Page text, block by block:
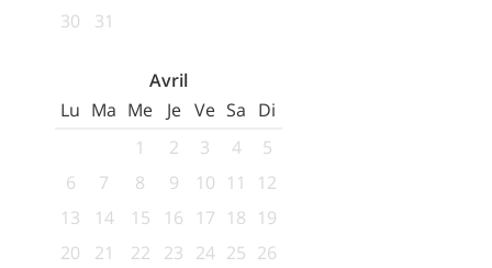
30
31
Avril
Lu Ma Me Je Ve Sa Di
1
2 3 4
5
6
7 8 9 10 11
12
13
14 15 16 17 18 19
20
21 22 23 24 25 26